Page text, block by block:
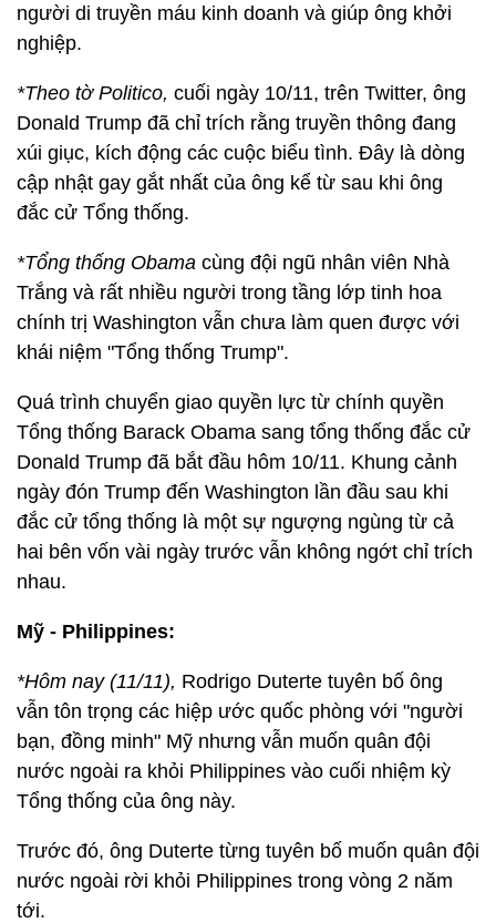
người di truyền máu kinh doanh và giúp ông khởi
nghiệp.
*Theo tờ Politico, cuối ngày 10/11, trên Twitter, ông
Donald Trump đã chỉ trích rằng truyền thông đang
xúi giục, kích động các cuộc biểu tình. Đây là dòng
cập nhật gay gắt nhất của ông kể từ sau khi ông
đắc cử Tổng thống.
*Tổng thống Obama cùng đội ngũ nhân viên Nhà
Trắng và rất nhiều người trong tầng lớp tinh hoa
chính trị Washington vẫn chưa làm quen được với
khái niệm "Tổng thống Trump".
Quá trình chuyển giao quyền lực từ chính quyền
Tổng thống Barack Obama sang tổng thống đắc cử
Donald Trump đã bắt đầu hôm 10/11. Khung cảnh
ngày đón Trump đến Washington lần đầu sau khi
đắc cử tổng thống là một sự ngượng ngùng từ cả
hai bên vốn vài ngày trước vẫn không ngớt chỉ trích
nhau.
Mỹ - Philippines:
*Hôm nay (11/11), Rodrigo Duterte tuyên bố ông
vẫn tôn trọng các hiệp ước quốc phòng với "người
bạn, đồng minh" Mỹ nhưng vẫn muốn quân đội
nước ngoài ra khỏi Philippines vào cuối nhiệm kỳ
Tổng thống của ông này.
Trước đó, ông Duterte từng tuyên bố muốn quân đội
nước ngoài rời khỏi Philippines trong vòng 2 năm
tới.